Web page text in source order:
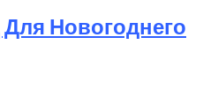
Новогоднего